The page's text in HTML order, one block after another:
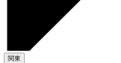
関東